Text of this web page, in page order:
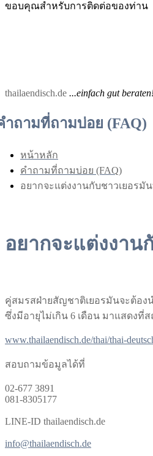
for for
ขอบคุณสำหรับการติดต่อของท่าน
thailaendisch.de ...einfach gut
ำถามที่ถามบ่อย (FAQ)
หน้าหลัก
คำถามที่ถามบ่อย (FAQ)
อยากจะแต่งงานกับชาวเยอรมั
อยากจะแต่งงาน
คู่สมรสฝ่ายสัญชาติเยอรมันจะต้องน
ซึ่งมีอายุไม่เกิน 6 เดือน มาแสดงที่
www.thailaendisch.de/thai/thai-
สอบถามข้อมูลได้ที่
02-677 3891
081-8305177
LINE-ID thailaendisch.de
info@thailaendisch.de